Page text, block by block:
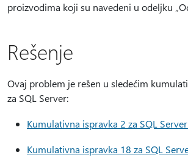
proizvodima koji su navedeni u odeljku
Rešenje
Ovaj problem je rešen u sledećim
za SQL Server:
Kumulativna ispravka 2 za SQL
Kumulativna ispravka 18 za SQL